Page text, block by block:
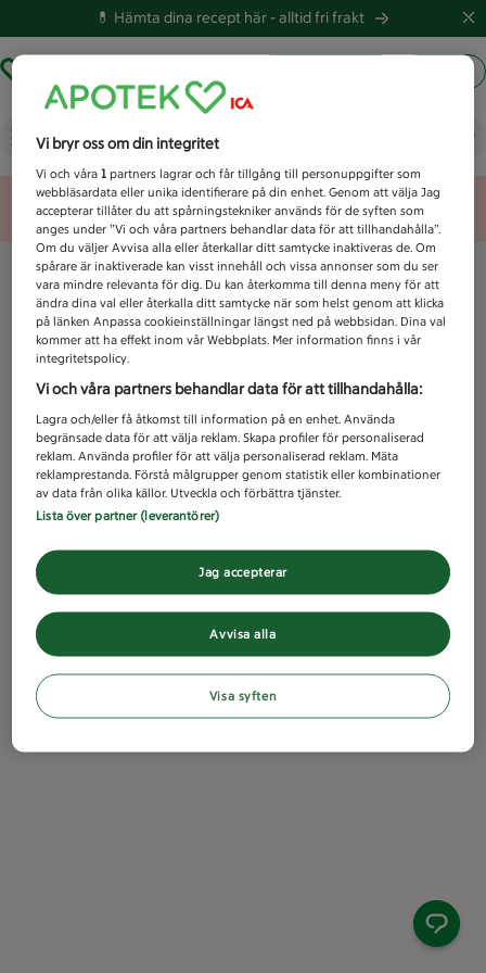
💊 Hämta dina recept här -alltid fri frakt
Vad letar du efter idag?
Unknown error
Vi bryr oss om din integritet
Vi och våra1 partners lagrar och får tillgång till personuppgifter som
webbläsardata eller unika identifierare på din enhet. Genom att välja Jag
accepterar tillåter du att spårningstekniker används för de syften som
anges under ”Vi och våra partners behandlar data för att tillhandahålla”.
Om du väljer Avvisa alla eller återkallar ditt samtycke inaktiveras de. Om
spårare är inaktiverade kan visst innehåll och vissa annonser som du ser
vara mindre relevanta för dig. Du kan återkomma till denna meny för att
ändra dina val eller återkalla ditt samtycke när som helst genom att klicka
på länken Anpassa cookieinställningar längst ned på webbsidan. Dina val
kommer att ha effekt inom vår Webbplats. Mer information finns i vår
integritetspolicy.
Vi och våra partners behandlar data för att tillhandahålla:
Lagra och/eller få åtkomst till information på en enhet. Använda
begränsade data för att välja reklam. Skapa profiler för personaliserad
reklam. Använda profiler för att välja personaliserad reklam. Mäta
reklamprestanda. Förstå målgrupper genom statistik eller kombinationer
av data från olika källor. Utveckla och förbättra tjänster.
Lista över partner (leverantörer)
Avvisa alla
Jag accepterar
Visa syften